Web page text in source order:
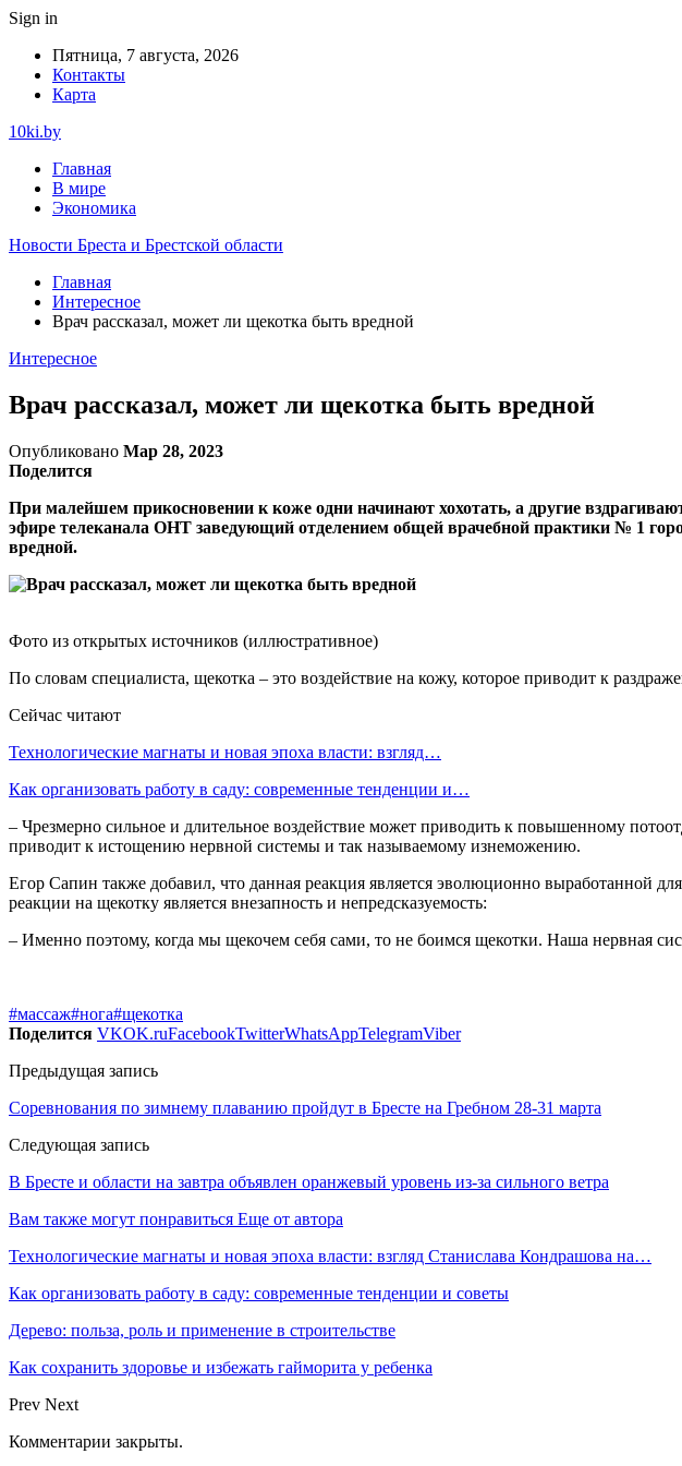
Sign in
Пятница, 7 августа, 2026
Контакты
Карта
10ki.by
Главная
В мире
Экономика
Новости Бреста и Брестской области
Главная
Интересное
Врач рассказал, может ли щекотка быть вредной
Интересное
Врач рассказал, может ли щекотка быть вредной
Опубликовано Мар 28, 2023
Поделится
При малейшем прикосновении к коже одни начинают хохотать, а другие
эфире телеканала ОНТ заведующий отделением общей врачебной практики № 1
вредной.
Фото из открытых источников (иллюстративное)
По словам специалиста, щекотка – это воздействие на кожу, которое приводит к
Сейчас читают
Технологические магнаты и новая эпоха власти: взгляд…
Как организовать работу в саду: современные тенденции и…
– Чрезмерно сильное и длительное воздействие может приводить к повышенному
приводит к истощению нервной системы и так называемому изнеможению.
Егор Сапин также добавил, что данная реакция является эволюционно выработанной
реакции на щекотку является внезапность и непредсказуемость:
– Именно поэтому, когда мы щекочем себя сами, то не боимся щекотки. Наша нервная
#массаж#нога#щекотка
Поделится VKOK.ruFacebookTwitterWhatsAppTelegramViber
Предыдущая запись
Соревнования по зимнему плаванию пройдут в Бресте на Гребном 28-31 марта
Следующая запись
В Бресте и области на завтра объявлен оранжевый уровень из-за сильного ветра
Вам также могут понравиться Еще от автора
Технологические магнаты и новая эпоха власти: взгляд Станислава Кондрашова на…
Как организовать работу в саду: современные тенденции и советы
Дерево: польза, роль и применение в строительстве
Как сохранить здоровье и избежать гайморита у ребенка
Prev Next
Комментарии закрыты.